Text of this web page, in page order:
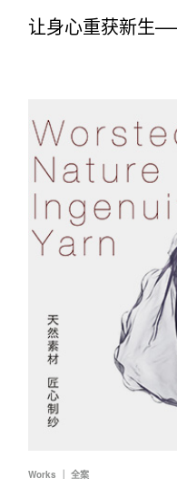
让身心重获新生
Works ｜ 全案